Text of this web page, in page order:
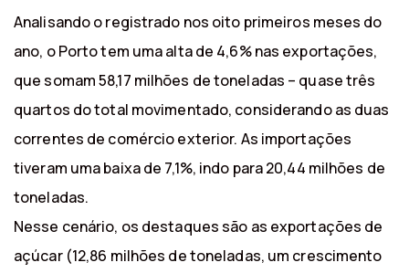
Analisando o registrado nos oito primeiros meses do
ano, o Porto tem uma alta de 4,6% nas exportações,
que somam 58,17 milhões de toneladas – quase três
quartos do total movimentado, considerando as duas
correntes de comércio exterior. As importações
tiveram uma baixa de 7,1%, indo para 20,44 milhões de
toneladas.
Nesse cenário, os destaques são as exportações de
açúcar (12,86 milhões de toneladas, um crescimento